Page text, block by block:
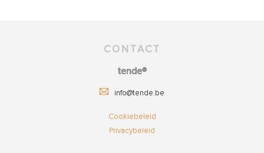
CONTACT
tende®
info@tende.be
Cookiebeleid
Privacybeleid